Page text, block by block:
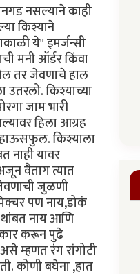
नसल्याने काही
किश्याने
ये" इमर्जन्सी
मनी ऑर्डर किंवा
तर जेवणाचे हाल
किश्याच्या
जाम भारी
हिला आग्रह
हाऊसफुल. किश्याला
नाही यावर
वैताग त्यात
जुळणी
पण नाय,डोकं
थांबत नाय आणि
करून पुढे
म्हणत रंग रांगोटी
कोणी बघेना ,हात